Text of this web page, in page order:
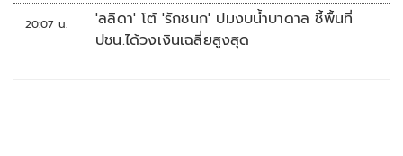
20:07 น.
'ลลิดา' โต้ 'รักชนก' ปมงบน้ำบาดาล ชี้พื้นที่
ปชน.ได้วงเงินเฉลี่ยสูงสุด